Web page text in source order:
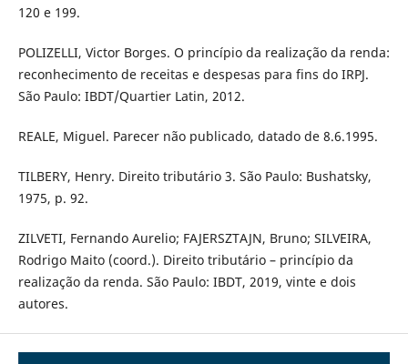
120 e 199.
POLIZELLI, Victor Borges. O princípio da realização da renda:
reconhecimento de receitas e despesas para fins do IRPJ.
São Paulo: IBDT/Quartier Latin, 2012.
REALE, Miguel. Parecer não publicado, datado de 8.6.1995.
TILBERY, Henry. Direito tributário 3. São Paulo: Bushatsky,
1975, p. 92.
ZILVETI, Fernando Aurelio; FAJERSZTAJN, Bruno; SILVEIRA,
Rodrigo Maito (coord.). Direito tributário – princípio da
realização da renda. São Paulo: IBDT, 2019, vinte e dois
autores.